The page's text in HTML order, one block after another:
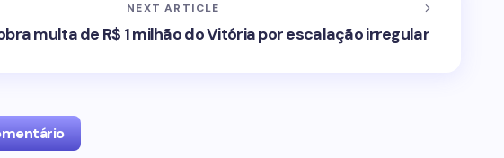
NEXT ARTICLE
multa de R$ 1 milhão do Vitória por escalação irregular